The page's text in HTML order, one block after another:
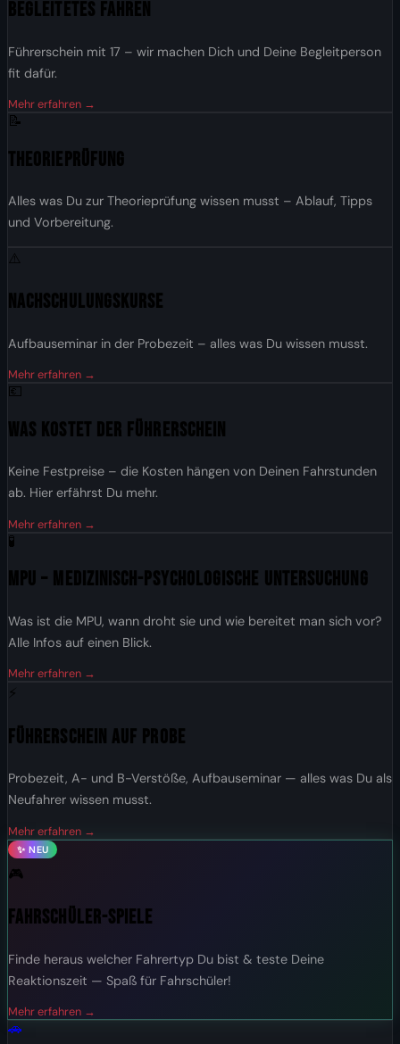
Begleitetes Fahren
Führerschein mit 17 – wir machen Dich und Deine Begleitperson
fit dafür.
Mehr erfahren →
📝
Theorieprüfung
Alles was Du zur Theorieprüfung wissen musst – Ablauf, Tipps
und Vorbereitung.
⚠️
Nachschulungskurse
Aufbauseminar in der Probezeit – alles was Du wissen musst.
Mehr erfahren →
💶
Was kostet der Führerschein
Keine Festpreise – die Kosten hängen von Deinen Fahrstunden
ab. Hier erfährst Du mehr.
Mehr erfahren →
🧪
MPU – Medizinisch-Psychologische Untersuchung
Was ist die MPU, wann droht sie und wie bereitet man sich vor?
Alle Infos auf einen Blick.
Mehr erfahren →
⚡
Führerschein auf Probe
Probezeit, A- und B-Verstöße, Aufbauseminar — alles was Du als
Neufahrer wissen musst.
Mehr erfahren →
✨ NEU
🎮
Fahrschüler-Spiele
Finde heraus welcher Fahrertyp Du bist & teste Deine
Reaktionszeit — Spaß für Fahrschüler!
Mehr erfahren →
🚗